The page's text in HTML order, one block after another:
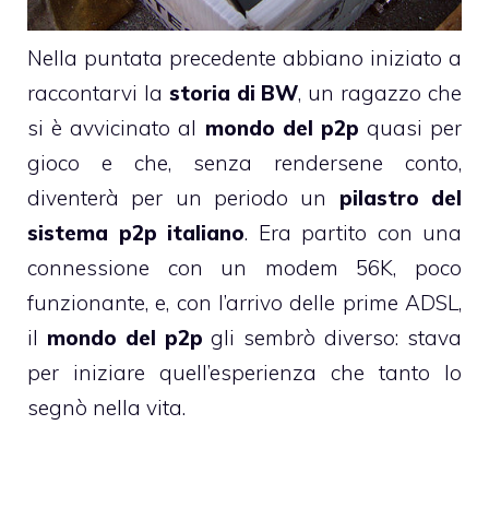
Nella puntata precedente abbiano iniziato a
raccontarvi la storia di BW, un ragazzo che
si è avvicinato al mondo del p2p quasi per
gioco e che, senza rendersene conto,
diventerà per un periodo un pilastro del
sistema p2p italiano. Era partito con una
connessione con un modem 56K, poco
funzionante, e, con l’arrivo delle prime ADSL,
il mondo del p2p gli sembrò diverso: stava
per iniziare quell’esperienza che tanto lo
segnò nella vita.